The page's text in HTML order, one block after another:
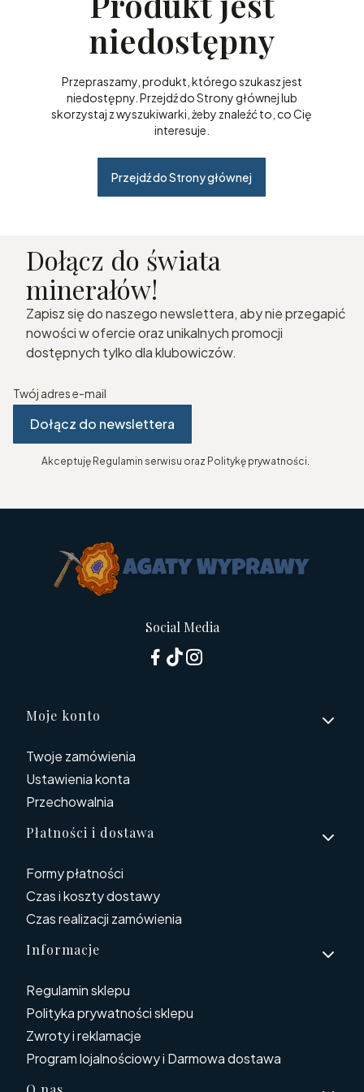
niedostępny
Przepraszamy, produkt, którego szukasz jest
niedostępny. Przejdź do Strony głównej lub
skorzystaj z wyszukiwarki, żeby znaleźć to, co Cię
interesuje.
Przejdź do Strony głównej
Dołącz do świata
minerałów!
Zapisz się do naszego newslettera, aby nie przegapić
nowości w ofercie oraz unikalnych promocji
dostępnych tylko dla klubowiczów.
Twój adres e-mail
Dołącz do newslettera
Akceptuję Regulamin serwisu oraz Politykę prywatności.
Social Media
Linki w stopce
Moje konto
Twoje zamówienia
Ustawienia konta
Przechowalnia
Płatności i dostawa
Formy płatności
Czas i koszty dostawy
Czas realizacji zamówienia
Informacje
Regulamin sklepu
Polityka prywatności sklepu
Zwroty i reklamacje
Program lojalnościowy i Darmowa dostawa